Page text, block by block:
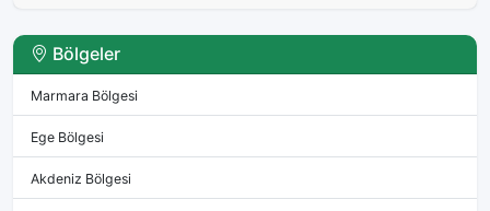
Bölgeler
Marmara Bölgesi
Ege Bölgesi
Akdeniz Bölgesi